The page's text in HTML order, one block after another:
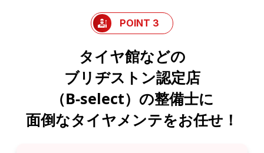
POINT 3
タイヤ館などの
ブリヂストン認定店
（B-select）の整備士に
面倒なタイヤメンテをお任せ！